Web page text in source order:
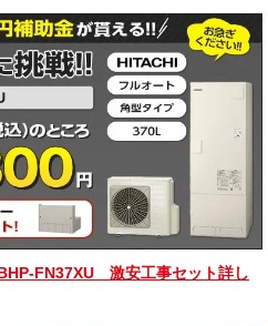
FN37XU 激安工事セット詳し